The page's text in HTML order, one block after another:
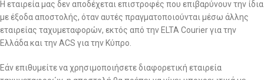
Η εταιρεία μας δεν αποδέχεται επιστροφές που επιβαρύνουν την ίδια
με έξοδα αποστολής, όταν αυτές πραγματοποιούνται μέσω άλλης
εταιρείας ταχυμεταφορών, εκτός από την ELTA Courier για την
Ελλάδα και την ACS για την Κύπρο.
Εάν επιθυμείτε να χρησιμοποιήσετε διαφορετική εταιρεία